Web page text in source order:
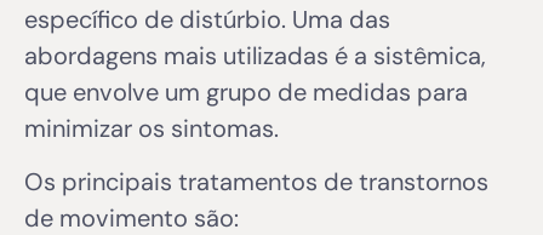
específico de distúrbio. Uma das
abordagens mais utilizadas é a sistêmica,
que envolve um grupo de medidas para
minimizar os sintomas.
Os principais tratamentos de transtornos
de movimento são: